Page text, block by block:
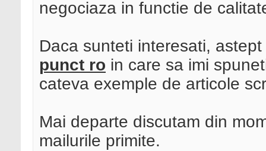
negociaza in functie de
Daca sunteti interesati,
punct ro in care sa imi
cateva exemple de articole
Mai departe discutam din
mailurile primite.